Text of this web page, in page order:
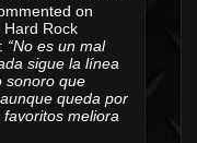
on
Hard Rock
: “No es un mal
sigue la línea
sonoro que
queda por
meliora